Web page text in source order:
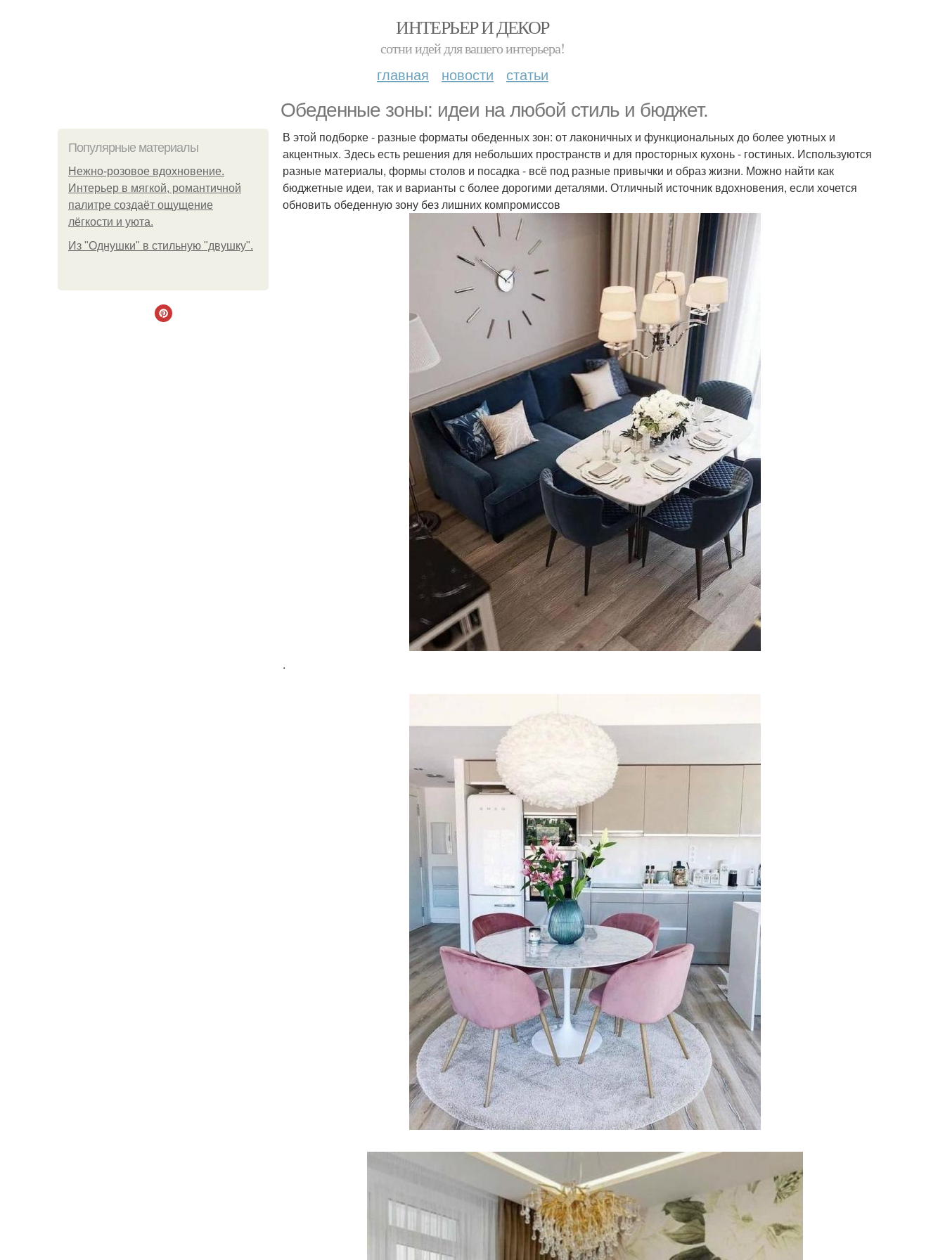
ИНТЕРЬЕР И ДЕКОР
сотни идей для вашего интерьера!
главная новости статьи
Обеденные зоны: идеи на любой стиль и бюджет.
Популярные материалы
Нежно-розовое вдохновение.
Интерьер в мягкой, романтичной
палитре создаёт ощущение
лёгкости и уюта.
Из "Однушки" в стильную "двушку".
В этой подборке - разные форматы обеденных зон: от лаконичных и функциональных до более уютных и
акцентных. Здесь есть решения для небольших пространств и для просторных кухонь - гостиных. Используются
разные материалы, формы столов и посадка - всё под разные привычки и образ жизни. Можно найти как
бюджетные идеи, так и варианты с более дорогими деталями. Отличный источник вдохновения, если хочется
обновить обеденную зону без лишних компромиссов
.